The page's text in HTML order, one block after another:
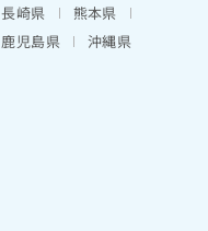
長崎県
熊本県
鹿児島県 沖縄県